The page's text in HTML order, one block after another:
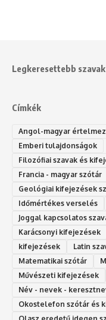
Legkeresettebb
Címkék
Angol-magyar
Emberi tulajdonságok
Filozófiai szavak és
Francia - magyar szótár
Geológiai kifejezések
Időmértékes verselés
Joggal kapcsolatos
Karácsonyi kifejezések
kifejezések
Latin
Matematikai szótár
Művészeti kifejezések
Név - nevek -
Okostelefon szótár és